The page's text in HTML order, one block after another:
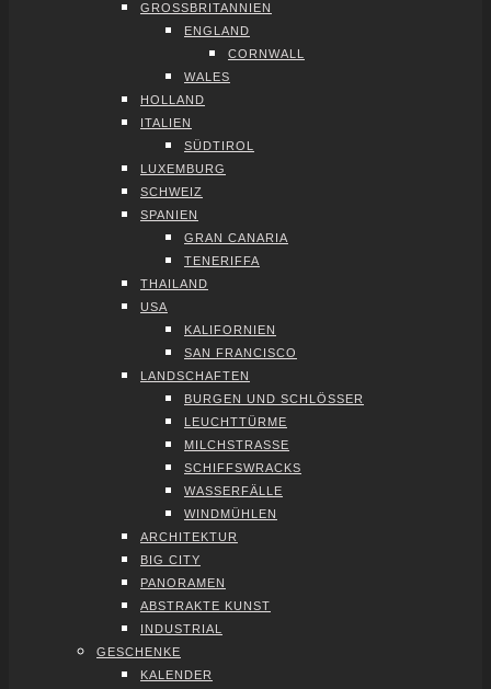
GROSS­BRI­TAN­NI­EN
ENG­LAND
CORN­WALL
WALES
HOL­LAND
ITA­LI­EN
SÜD­TI­ROL
LUXEM­BURG
SCHWEIZ
SPA­NI­EN
GRAN CANA­RIA
TENE­RIF­FA
THAI­LAND
USA
KALI­FOR­NI­EN
SAN FRAN­CIS­CO
LAND­SCHAF­TEN
BUR­GEN UND SCHLÖS­SER
LEUCHT­TÜR­ME
MILCH­STRAS­SE
SCHIFFS­WRACKS
WAS­SER­FÄL­LE
WIND­MÜH­LEN
ARCHI­TEK­TUR
BIG CITY
PAN­ORA­MEN
ABS­TRAK­TE KUNST
INDUS­TRI­AL
GESCHEN­KE
KALEN­DER